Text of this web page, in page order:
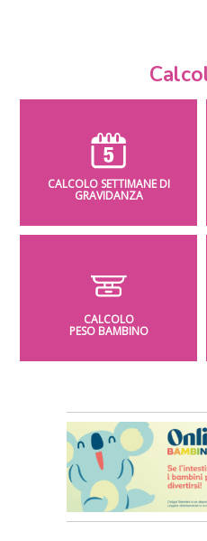
CALCOLO SETTIMANE DI
GRAVIDANZA
CALCOLO
PESO BAMBINO